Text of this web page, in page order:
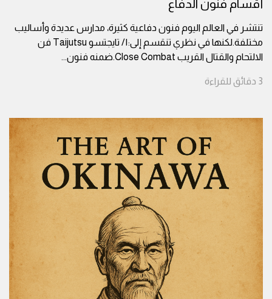
أقسام فنون الدفاع
تنتشر في العالم اليوم فنون دفاعية كثيرة، مدارس عديدة وأساليب
مختلفة.لكنها في نظري تنقسم إلى:١/ تايجتسو Taijutsu فن
الالتحام والقتال القريب Close Combat.ضمنه فنون
...
3 دقائق للقراءة